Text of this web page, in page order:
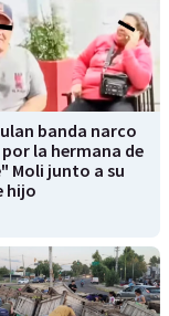
banda narco
la hermana de
Moli junto a su
hijo